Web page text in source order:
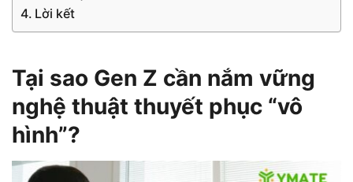
Lời kết
Tại sao Gen Z cần nắm vững
nghệ thuật thuyết phục “vô
hình”?